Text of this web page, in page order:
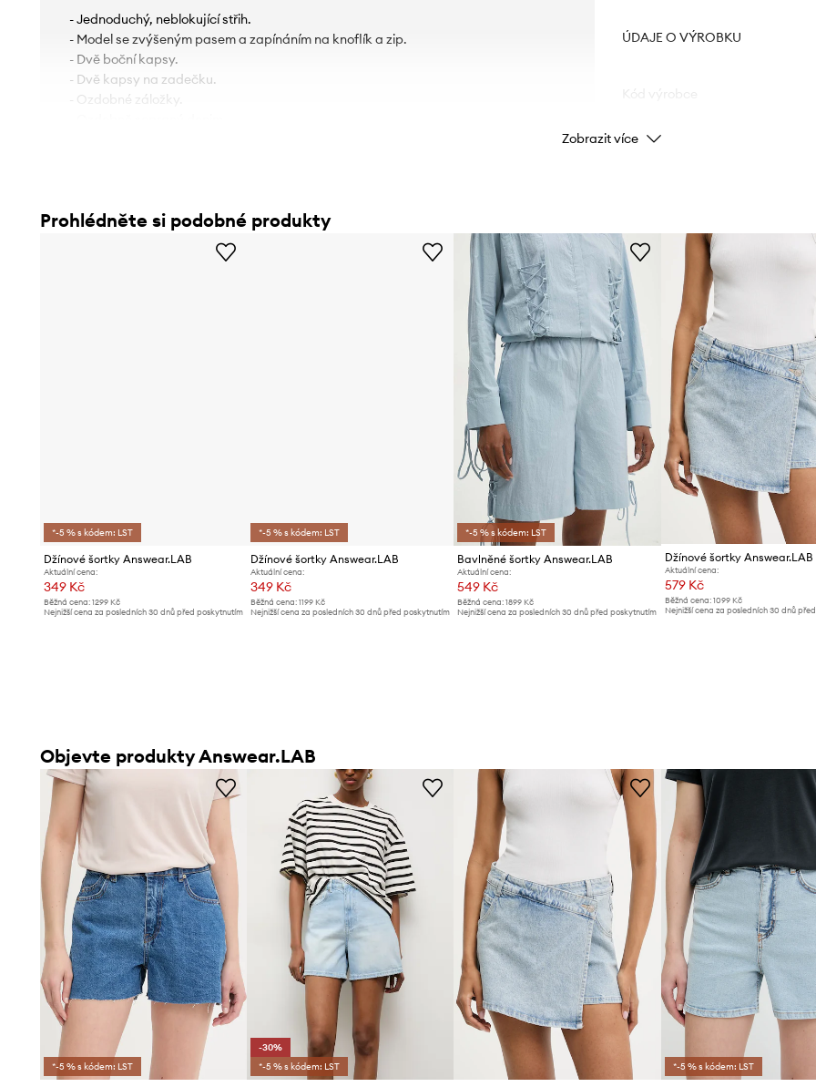
- Jednoduchý, neblokující střih.
- Model se zvýšeným pasem a zapínáním na knoflík a zip.
- Dvě boční kapsy.
- Dvě kapsy na zadečku.
- Ozdobné záložky.
- Šířka nohavice: 30 cm.
- Vnější délka nohavic: 41,5 cm.
ÚDAJE O VÝROBKU
Barva
Výrobce
ID produktu
Zobrazit více
Prohlédněte si podobné produkty
*-5 % s kódem: LST
Džínové šortky Answear.LAB
Aktuální cena:
349 Kč
Běžná cena: 1299 Kč
Nejnižší cena za posledních 30 dnů před poskytnutím
*-5 % s kódem: LST
Džínové šortky Answear.LAB
Aktuální cena:
349 Kč
Běžná cena:1199 Kč
Nejnižší cena za posledních 30 dnů před poskytnutím
*-5 % s kódem: LST
Bavlněné šortky Answear.LAB
Aktuální cena:
549 Kč
Běžná cena: 1899 Kč
Nejnižší cena za posledních 30 dnů před poskytnutím
Džínové šortky Answear.LAB
Aktuální cena:
579 Kč
Běžná cena: 1099 Kč
Nejnižší cena za posledních 30 dnů
Objevte produkty Answear.LAB
*-5 % s kódem: LST
-30%
*-5 % s kódem: LST
*-5 % s kódem: LST